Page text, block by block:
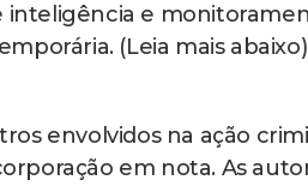
inteligência e
(Leia mais abaixo)
envolvidos na ação
em nota. As